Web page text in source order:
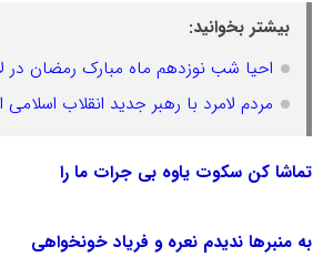
بیشتر بخوانید:
احیا شب نوزدهم ماه مبارک رمضان در
مردم لامرد با رهبر جدید انقلاب اسلامی
تماشا کن سکوت یاوه بی جرات ما را
به منبرها ندیدم نعره و فریاد خونخواهی